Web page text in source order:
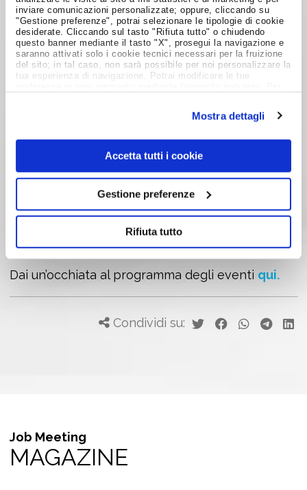
inviare comunicazioni personalizzate; oppure, cliccando su
"Gestione preferenze", potrai selezionare le tipologie di cookie
desiderate. Cliccando sul tasto "Rifiuta tutto" o chiudendo
questo banner mediante il tasto "X", prosegui la navigazione e
saranno attivati solo i cookie tecnici necessari per la fruizione
del sito; in tal caso, non sarà possibile per noi personalizzare la
tua esperienza di navigazione. Potrai modificare le tue
Mostra dettagli
Accetta tutti i cookie
Gestione preferenze
Rifiuta tutto
per svolgere questo lavoro?
Riuscirà a integrarsi bene nel nostro
ambiente di lavoro?
Vuole veramente lavorare con noi?
Adesso non ti resta che fare un grosso respiro
per portare ossigeno e liberare la testa.
In bocca al lupo!
Noi di Job Meeting vogliamo aiutarti a trovare il
lavoro dei tuoi sogni.
Sei già nella Community Job Meeting? Se non ti
sei ancora iscritto, crea subito il tuo profiloqui.
Dai un’occhiata al programma degli eventi qui.
Condividi su:
Job Meeting
MAGAZINE